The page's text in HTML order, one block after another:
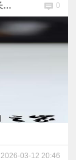
磁吸相机，追觅LS1真机现身：1英寸主摄+5倍长焦 | 比骁龙8E5还贵，内存闪存价格疯涨 0
2026-03-12 20:46